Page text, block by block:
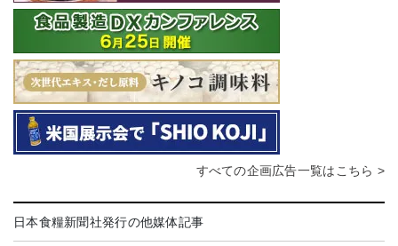
すべての企画広告一覧はこちら >
日本食糧新聞社発行の他媒体記事